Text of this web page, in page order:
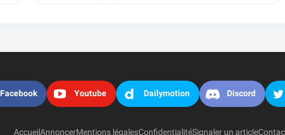
Facebook Youtube Dailymotion Discord
AccueilAnnoncerMentions légalesConfidentialitéSignaler un article